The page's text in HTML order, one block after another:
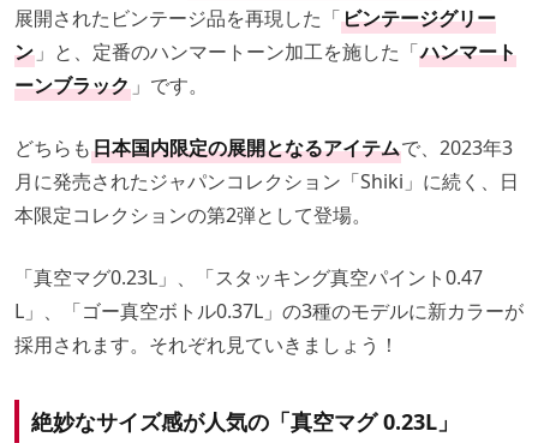
展開されたビンテージ品を再現した「ビンテージグリー
ン 」と、定番のハンマートーン加工を施した「ハンマート
ーンブラック 」です。
どちらも日本国内限定の展開となるアイテムで、2023年3
月に発売されたジャパンコレクション「Shiki」に続く、日
本限定コレクションの第2弾として登場。
「真空マグ0.23L」、「スタッキング真空パイント0.47
L」、「ゴー真空ボトル0.37L」の3種のモデルに新カラーが
採用されます。それぞれ見ていきましょう！
絶妙なサイズ感が人気の「真空マグ 0.23L」